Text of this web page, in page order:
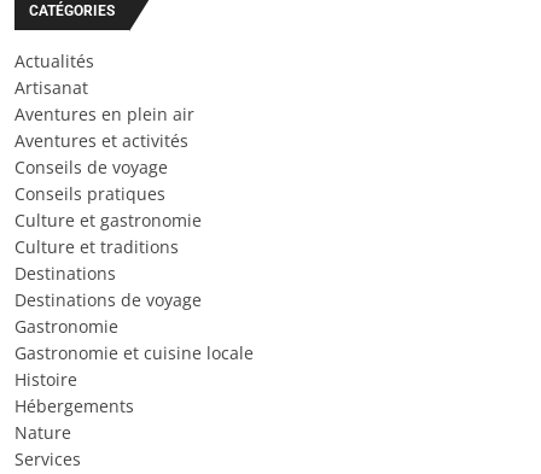
CATÉGORIES
Actualités
Artisanat
Aventures en plein air
Aventures et activités
Conseils de voyage
Conseils pratiques
Culture et gastronomie
Culture et traditions
Destinations
Destinations de voyage
Gastronomie
Gastronomie et cuisine locale
Histoire
Hébergements
Nature
Services